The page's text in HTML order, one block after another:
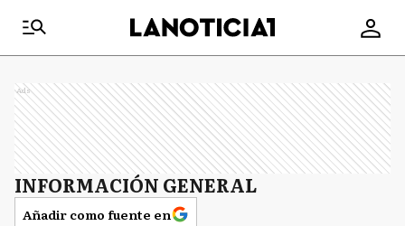
Ads
INFORMACIÓN GENERAL
Añadir como fuente en